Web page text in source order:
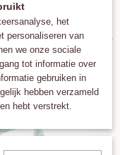
3mm Green Glitter
het
personaliseren van
we onze sociale
tot informatie over
gebruiken in
hebben verzameld
hebt verstrekt.